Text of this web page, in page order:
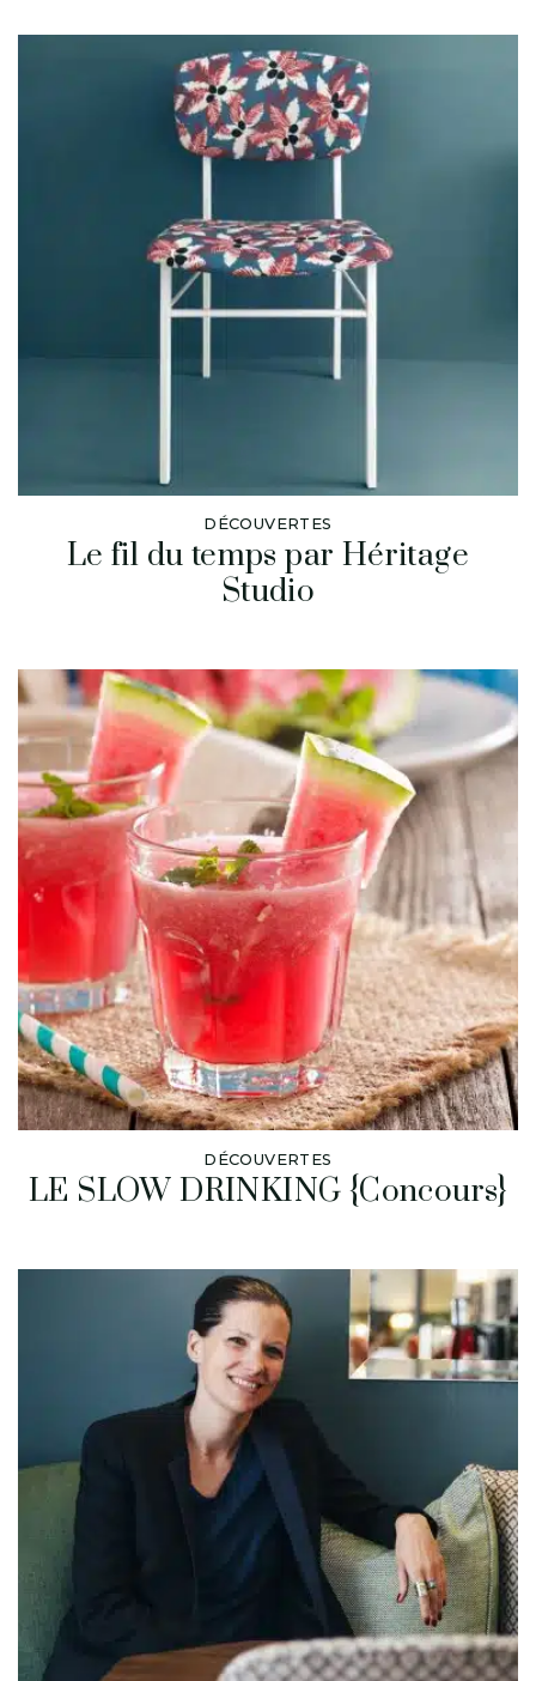
DÉCOUVERTES
Le fil du temps par Héritage
Studio
DÉCOUVERTES
LE SLOW DRINKING {Concours}